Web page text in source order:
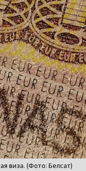
виза. (Фото: Белсат)